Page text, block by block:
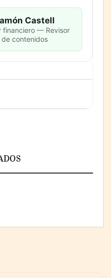
Castell
financiero — Revisor
de contenidos